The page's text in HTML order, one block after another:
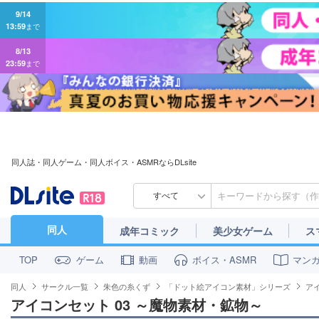
9/14
13:59まで
8/13
23:59まで
同人誌・同人ゲーム・同人ボイス・ASMRならDLsite
すべて
同人 成年コミック 美少女ゲーム ス
TOP ゲーム 動画 ボイス・ASMR マン
同人 サークル一覧 朱色の糸くず 「ドット絵アイコン素材」シリーズ ア
アイコンセット 03 ～魔物素材・鉱物～